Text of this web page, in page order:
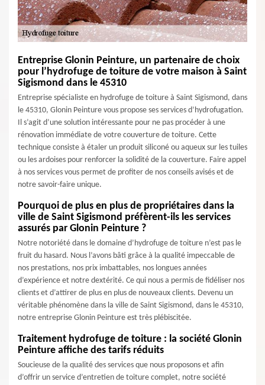
Entreprise Glonin Peinture, un partenaire de choix
pour l’hydrofuge de toiture de votre maison à Saint
Sigismond dans le 45310
Entreprise spécialiste en hydrofuge de toiture à Saint Sigismond, dans
le 45310, Glonin Peinture vous propose ses services d’hydrofugation.
Il s’agit d’une solution intéressante pour ne pas procéder à une
rénovation immédiate de votre couverture de toiture. Cette
technique consiste à étaler un produit siliconé ou aqueux sur les tuiles
ou les ardoises pour renforcer la solidité de la couverture. Faire appel
à nos services vous permet de profiter de nos conseils avisés et de
notre savoir-faire unique.
Pourquoi de plus en plus de propriétaires dans la
ville de Saint Sigismond préfèrent-ils les services
assurés par Glonin Peinture ?
Notre notoriété dans le domaine d’hydrofuge de toiture n’est pas le
fruit du hasard. Nous l’avons bâti grâce à la qualité impeccable de
nos prestations, nos prix imbattables, nos longues années
d’expérience et notre dextérité. Ce qui nous a permis de fidéliser nos
clients et d’attirer de plus en plus de nouveaux clients. Devenu un
véritable phénomène dans la ville de Saint Sigismond, dans le 45310,
notre entreprise Glonin Peinture est très plébiscitée.
Traitement hydrofuge de toiture : la société Glonin
Peinture affiche des tarifs réduits
Soucieuse de la qualité des services que nous proposons et afin
d’offrir un service d’entretien de toiture complet, notre société